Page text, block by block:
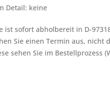
Detail: keine
ist sofort abholbereit in D-
Sie einen Termin aus,
sehen Sie im Bestellprozess